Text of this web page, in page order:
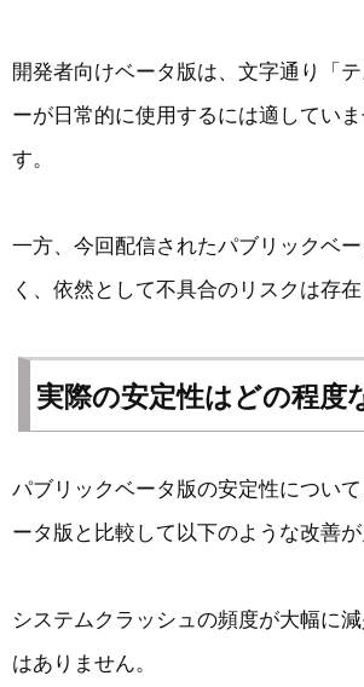
開発者向けベータ版は、文字通り「
ーが日常的に使用するには適してい
す。
一方、今回配信されたパブリックベ
く、依然として不具合のリスクは存在
実際の安定性はどの程度
パブリックベータ版の安定性につい
ータ版と比較して以下のような改善が
システムクラッシュの頻度が大幅に
はありません。